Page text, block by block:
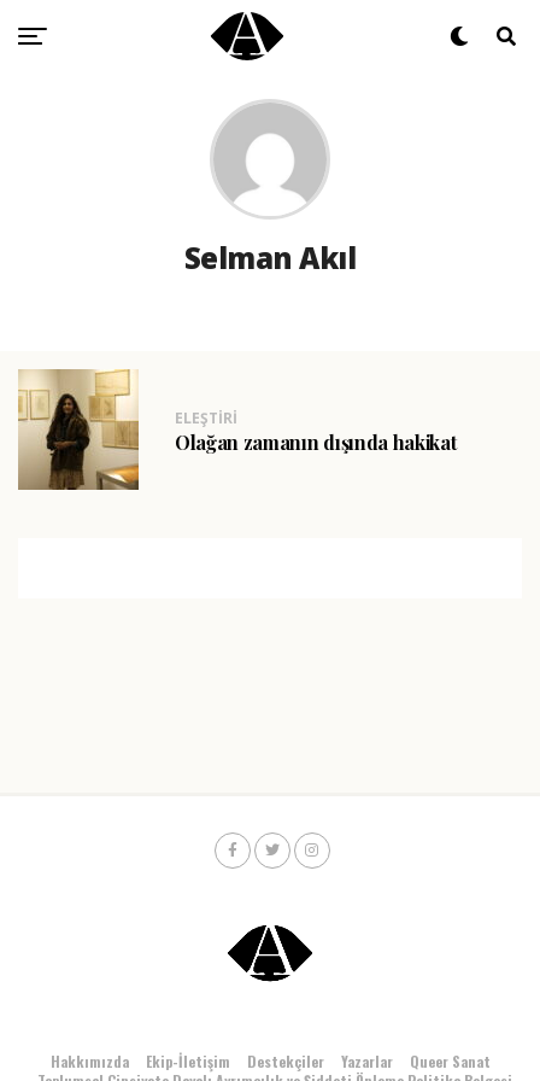
Selman Akıl
ELEŞTIRI
Olağan zamanın dışında hakikat
Hakkımızda Ekip-İletişim Destekçiler Yazarlar
Queer Sanat